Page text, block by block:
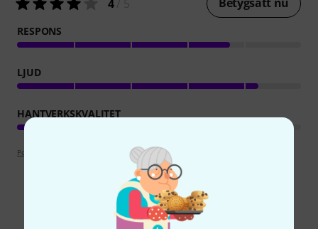
4/ 5
RESPONS
LJUD
HANTVERKSKVALITET
Poängpolicy